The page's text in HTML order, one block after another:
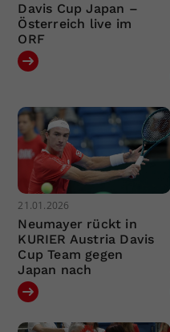
Davis Cup Japan –
Österreich live im
ORF
21.01.2026
Neumayer rückt in
KURIER Austria Davis
Cup Team gegen
Japan nach